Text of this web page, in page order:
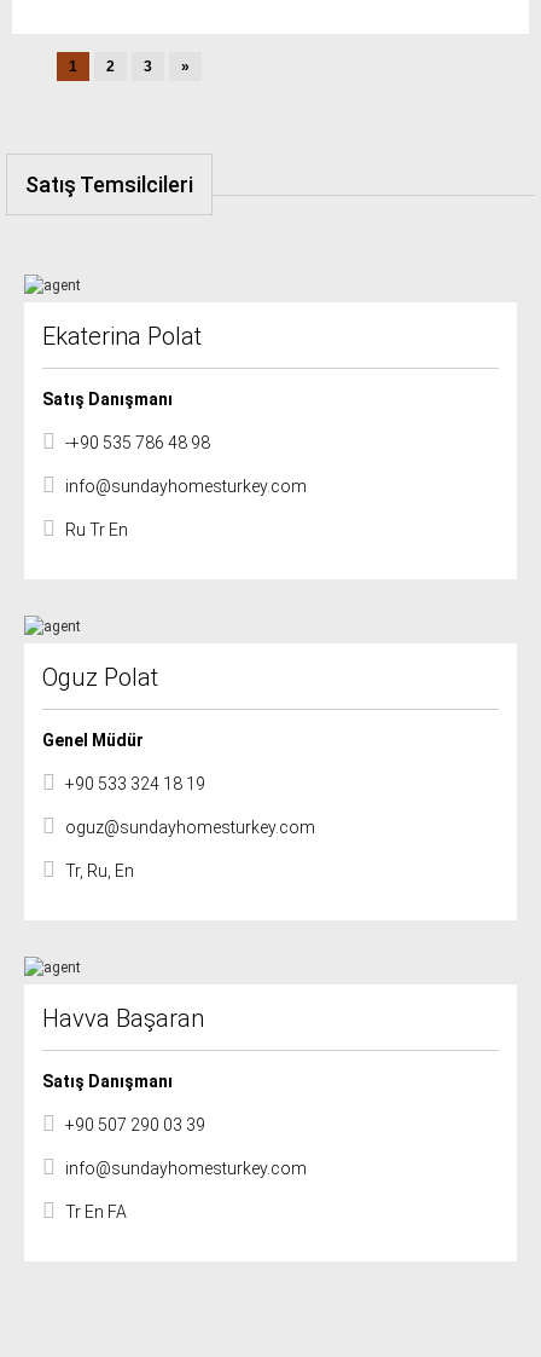
1 2 3 »
Satış Temsilcileri
Ekaterina Polat
Satış Danışmanı
-+90 535 786 48 98
info@sundayhomesturkey.com
Ru Tr En
Oguz Polat
Genel Müdür
+90 533 324 18 19
oguz@sundayhomesturkey.com
Tr, Ru, En
Havva Başaran
Satış Danışmanı
+90 507 290 03 39
info@sundayhomesturkey.com
Tr En FA